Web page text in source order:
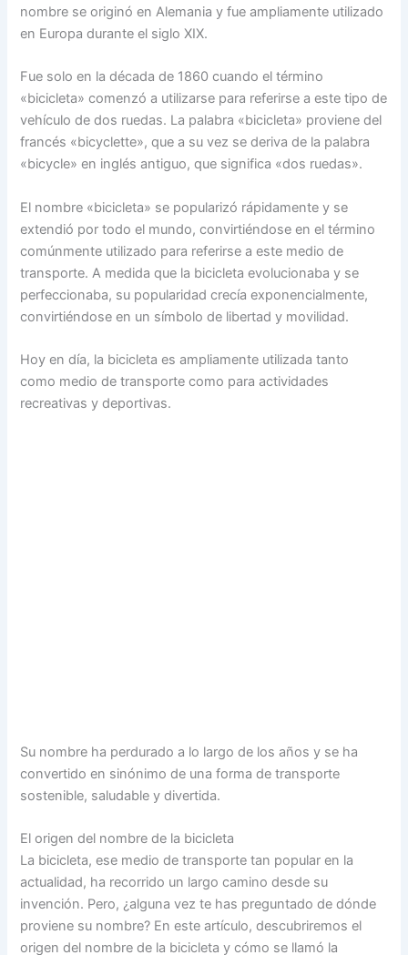
nombre se originó en Alemania y fue ampliamente utilizado
en Europa durante el siglo XIX.
Fue solo en la década de 1860 cuando el término
«bicicleta» comenzó a utilizarse para referirse a este tipo de
vehículo de dos ruedas. La palabra «bicicleta» proviene del
francés «bicyclette», que a su vez se deriva de la palabra
«bicycle» en inglés antiguo, que significa «dos ruedas».
El nombre «bicicleta» se popularizó rápidamente y se
extendió por todo el mundo, convirtiéndose en el término
comúnmente utilizado para referirse a este medio de
transporte. A medida que la bicicleta evolucionaba y se
perfeccionaba, su popularidad crecía exponencialmente,
convirtiéndose en un símbolo de libertad y movilidad.
Hoy en día, la bicicleta es ampliamente utilizada tanto
como medio de transporte como para actividades
recreativas y deportivas.
Su nombre ha perdurado a lo largo de los años y se ha
convertido en sinónimo de una forma de transporte
sostenible, saludable y divertida.
El origen del nombre de la bicicleta
La bicicleta, ese medio de transporte tan popular en la
actualidad, ha recorrido un largo camino desde su
invención. Pero, ¿alguna vez te has preguntado de dónde
proviene su nombre? En este artículo, descubriremos el
origen del nombre de la bicicleta y cómo se llamó la